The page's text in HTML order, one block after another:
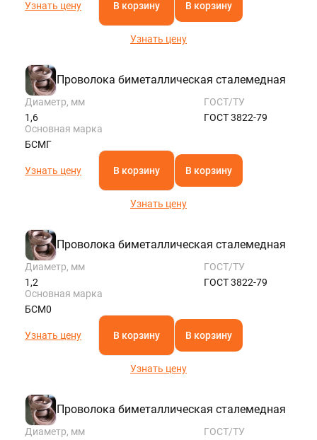
Узнать цену В корзину В корзину
Узнать цену
Проволока биметаллическая сталемедная
Диаметр, мм
1,6
ГОСТ/ТУ
ГОСТ 3822-79
Основная марка
БСМГ
Узнать цену В корзину В корзину
Узнать цену
Проволока биметаллическая сталемедная
Диаметр, мм
1,2
ГОСТ/ТУ
ГОСТ 3822-79
Основная марка
БСМ0
Узнать цену В корзину В корзину
Узнать цену
Проволока биметаллическая сталемедная
Диаметр, мм
ГОСТ/ТУ